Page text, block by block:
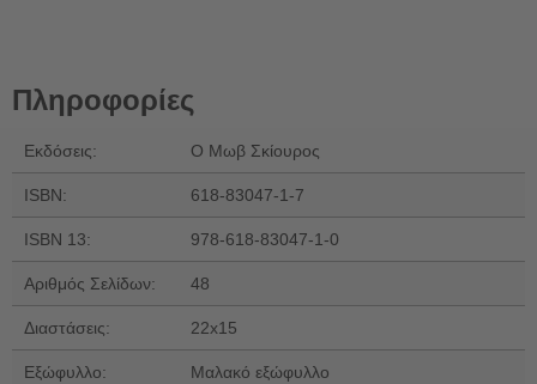
Πληροφορίες
Εκδόσεις: Ο Μωβ Σκίουρος
ISBN: 618-83047-1-7
ISBN 13: 978-618-83047-1-0
Αριθμός Σελίδων: 48
Διαστάσεις: 22x15
Εξώφυλλο: Μαλακό εξώφυλλο